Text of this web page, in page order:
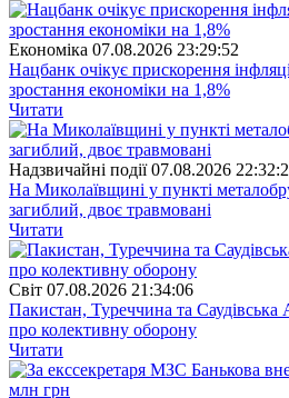
Економіка 07.08.2026 23:29:52
Нацбанк очікує прискорення
зростання економіки на 1,8%
Читати
Надзвичайні події 07.08.2026
На Миколаївщині у пункті
загиблий, двоє травмовані
Читати
Свiт 07.08.2026 21:34:06
Пакистан, Туреччина та Саудівська
про колективну оборону
Читати